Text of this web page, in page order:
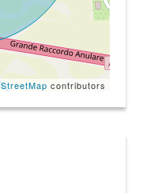
contributors